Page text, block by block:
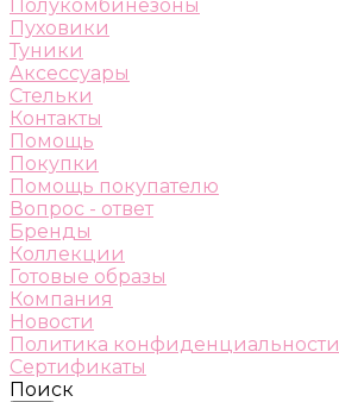
Полукомбинезоны
Пуховики
Туники
Аксессуары
Стельки
Контакты
Помощь
Покупки
Помощь покупателю
Вопрос - ответ
Бренды
Коллекции
Готовые образы
Компания
Новости
Политика конфиденциальности
Сертификаты
Поиск